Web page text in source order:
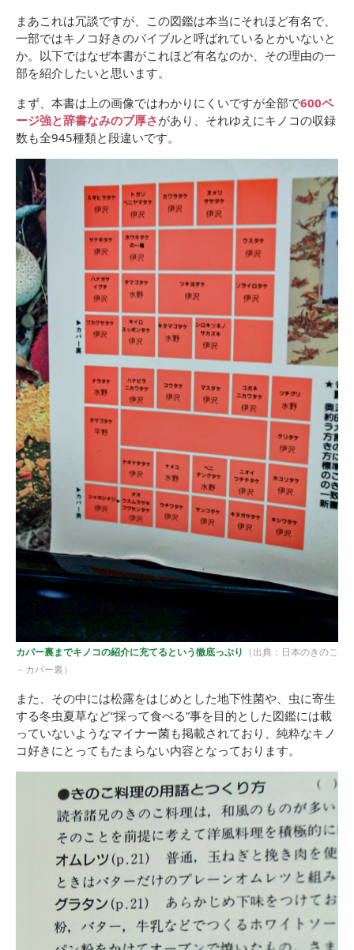
まあこれは冗談ですが、この図鑑は本当にそれほど有名で、
一部ではキノコ好きのバイブルと呼ばれているとかいないと
か。以下ではなぜ本書がこれほど有名なのか、その理由の一
部を紹介したいと思います。
まず、本書は上の画像ではわかりにくいですが全部で600ペ
ージ強と辞書なみのブ厚さがあり、それゆえにキノコの収録
数も全945種類と段違いです。
カバー裏までキノコの紹介に充てるという徹底っぷり （出典：日本のきのこ
－カバー裏）
また、その中には松露をはじめとした地下性菌や、虫に寄生
する冬虫夏草など“採って食べる”事を目的とした図鑑には載
っていないようなマイナー菌も掲載されており、純粋なキノ
コ好きにとってもたまらない内容となっております。